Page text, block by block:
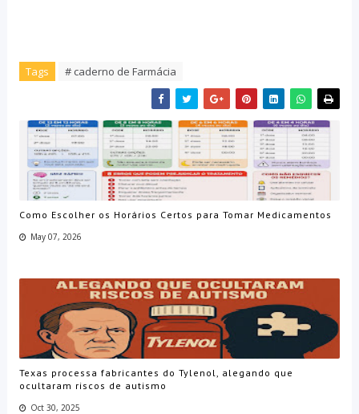
Tags # caderno de Farmácia
Como Escolher os Horários Certos para Tomar Medicamentos
May 07, 2026
Texas processa fabricantes do Tylenol, alegando que
ocultaram riscos de autismo
Oct 30, 2025